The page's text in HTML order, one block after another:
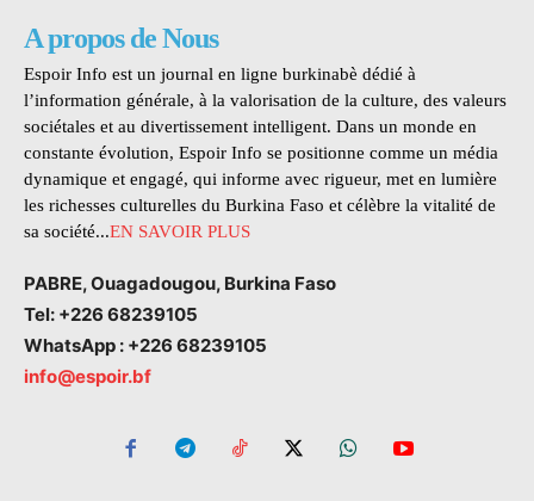
A propos de Nous
Espoir Info est un journal en ligne burkinabè dédié à
l’information générale, à la valorisation de la culture, des valeurs
sociétales et au divertissement intelligent. Dans un monde en
constante évolution, Espoir Info se positionne comme un média
dynamique et engagé, qui informe avec rigueur, met en lumière
les richesses culturelles du Burkina Faso et célèbre la vitalité de
sa société...EN SAVOIR PLUS
PABRE, Ouagadougou, Burkina Faso
Tel: +226 68239105
WhatsApp : +226 68239105
info@espoir.bf